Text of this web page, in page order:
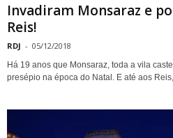
Invadiram Monsaraz e
Reis!
RDJ - 05/12/2018
Há 19 anos que Monsaraz, toda a vila
presépio na época do Natal. E até aos Reis,